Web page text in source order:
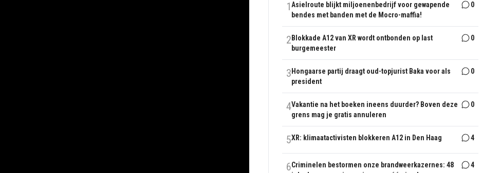
1Asielroute blijkt miljoenenbedrijf voor gewapende
bendes met banden met de Mocro-maffia!
0
2 Blokkade A12 van XR wordt ontbonden op last
burgemeester
0
3 Hongaarse partij draagt oud-topjurist Baka voor als
president
0
4Vakantie na het boeken ineens duurder? Boven deze
grens mag je gratis annuleren
0
5XR: klimaatactivisten blokkeren A12 in Den Haag 4
6Criminelen bestormen onze brandweerkazernes: 48
4